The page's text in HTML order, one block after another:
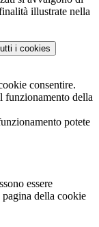
illustrate nella
i cookies
consentire.
funzionamento della
potete
essere
della cookie